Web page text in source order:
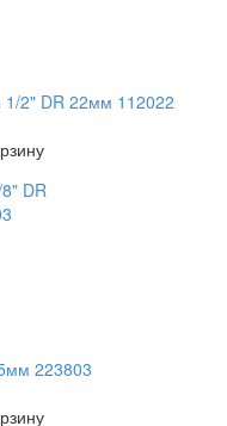
1/2" DR 22мм 112022
223803